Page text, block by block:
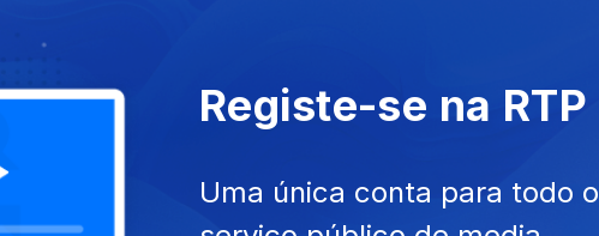
em Leipzig. Após sete anos nesta cidade como Kantor da
Também um período de tensão entre o músico e
da cidade.
Registe-se na RTP
Uma única conta para todo o